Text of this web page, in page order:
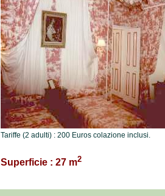
Tariffe (2 adulti) : 200 Euros colazione inclusi.
Superficie : 27 m2